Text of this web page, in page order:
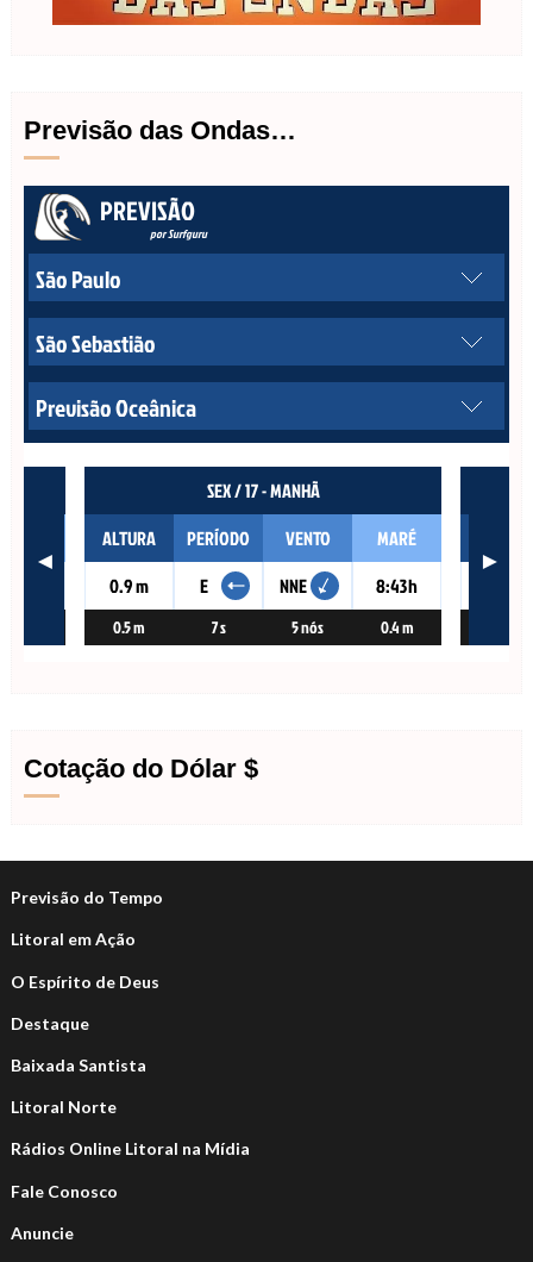
Previsão das Ondas…
Cotação do Dólar $
Previsão do Tempo
Litoral em Ação
O Espírito de Deus
Destaque
Baixada Santista
Litoral Norte
Rádios Online Litoral na Mídia
Fale Conosco
Anuncie